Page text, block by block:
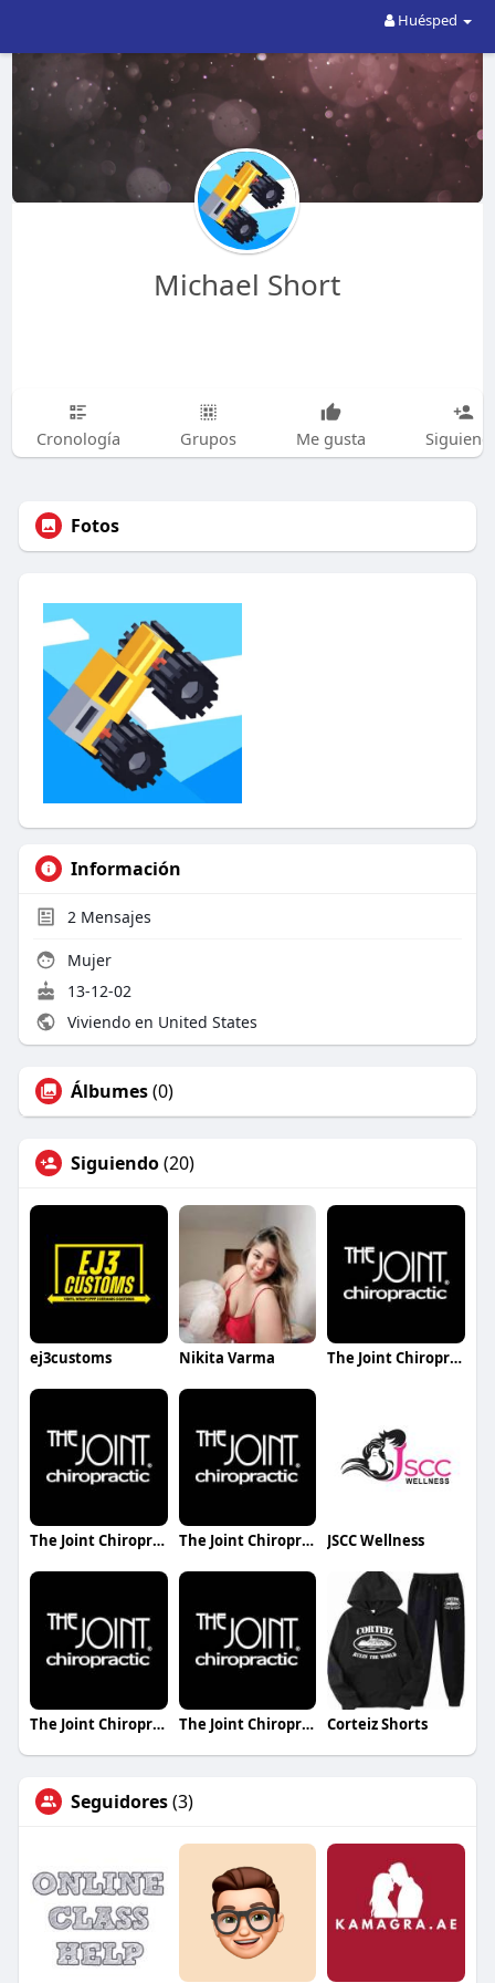
Huésped
Michael Short
Cronología Grupos Me gusta
Fotos
Información
2 Mensajes
Mujer
13-12-02
Viviendo en United States
Álbumes(0)
Siguiendo(20)
ej3customs Nikita Varma The Joint Chiropractic Clift Farm
The Joint Chiropractic Decatur AL The Joint Chiropractic Twin Falls JSCC Wellness
The Joint Chiropractic Powdersville The Joint Chiropractic University Town Center Corteiz Shorts
Seguidores(3)